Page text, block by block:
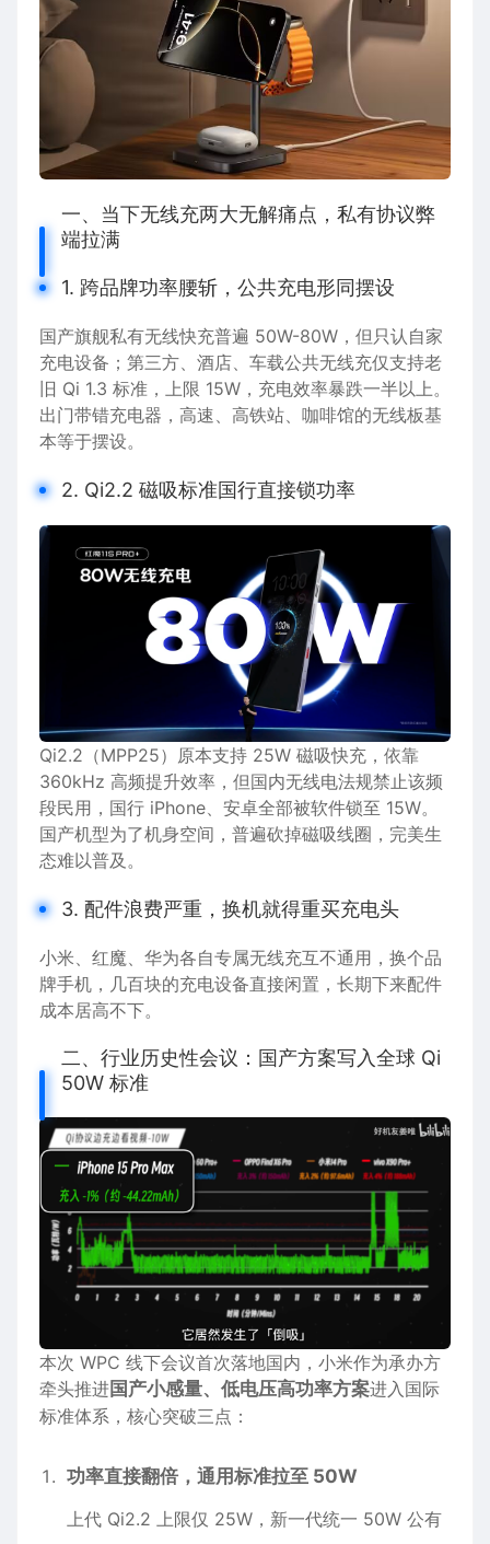
一、当下无线充两大无解痛点，私有协议弊
端拉满
1. 跨品牌功率腰斩，公共充电形同摆设
国产旗舰私有无线快充普遍 50W-80W，但只认自家
充电设备；第三方、酒店、车载公共无线充仅支持老
旧 Qi 1.3 标准，上限 15W，充电效率暴跌一半以上。
出门带错充电器，高速、高铁站、咖啡馆的无线板基
本等于摆设。
2. Qi2.2 磁吸标准国行直接锁功率
Qi2.2（MPP25）原本支持 25W 磁吸快充，依靠
360kHz 高频提升效率，但国内无线电法规禁止该频
段民用，国行 iPhone、安卓全部被软件锁至 15W。
国产机型为了机身空间，普遍砍掉磁吸线圈，完美生
态难以普及。
3. 配件浪费严重，换机就得重买充电头
小米、红魔、华为各自专属无线充互不通用，换个品
牌手机，几百块的充电设备直接闲置，长期下来配件
成本居高不下。
二、行业历史性会议：国产方案写入全球 Qi
50W 标准
本次 WPC 线下会议首次落地国内，小米作为承办方
牵头推进国产小感量、低电压高功率方案进入国际
标准体系，核心突破三点：
功率直接翻倍，通用标准拉至 50W
上代 Qi2.2 上限仅 25W，新一代统一 50W 公有